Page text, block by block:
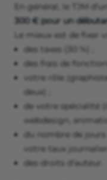
En général, le TJM
300 € pour un
Le mieux est de fixer
des taxes (30 %) ;
des frais de
votre rôle
deux) ;
de votre spécialité
webdesign,
du nombre de
votre taux journalier)
des droits d'auteur.